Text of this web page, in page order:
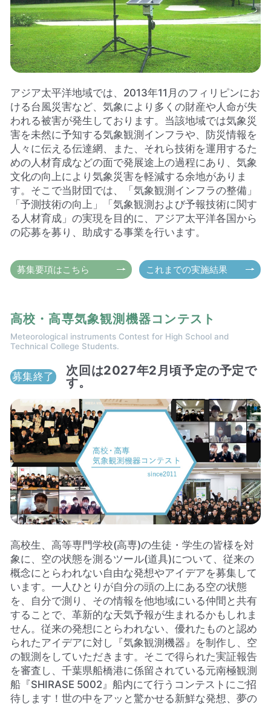
アジア太平洋地域では、2013年11月のフィリピンにお
ける台風災害など、気象により多くの財産や人命が失
われる被害が発生しております。当該地域では気象災
害を未然に予知する気象観測インフラや、防災情報を
人々に伝える伝達網、また、それら技術を運用するた
めの人材育成などの面で発展途上の過程にあり、気象
文化の向上により気象災害を軽減する余地がありま
す。そこで当財団では、「気象観測インフラの整備」
「予測技術の向上」「気象観測および予報技術に関す
る人材育成」の実現を目的に、アジア太平洋各国から
の応募を募り、助成する事業を行います。
募集要項はこちら これまでの実施結果
高校・高専気象観測機器コンテスト
Meteorological instruments Contest for High School and
Technical College Students.
募集終了
次回は2027年2月頃予定の予定で
す。
高校生、高等専門学校(高専)の生徒・学生の皆様を対
象に、空の状態を測るツール(道具)について、従来の
概念にとらわれない自由な発想やアイデアを募集して
います。一人ひとりが自分の頭の上にある空の状態
を、自分で測り、その情報を他地域にいる仲間と共有
することで、革新的な天気予報が生まれるかもしれま
せん。従来の発想にとらわれない、優れたものと認め
られたアイデアに対し『気象観測機器』を制作し、空
の観測をしていただきます。そこで得られた実証報告
を審査し、千葉県船橋港に係留されている元南極観測
船『SHIRASE 5002』船内にて行うコンテストにご招
待します！世の中をアッと驚かせる新鮮な発想、夢の